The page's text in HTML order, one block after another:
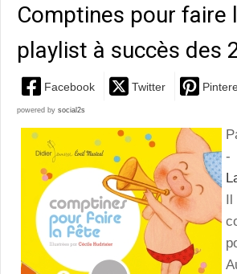
Comptines pour faire
playlist à succès des
Facebook Twitter
powered by social2s
-